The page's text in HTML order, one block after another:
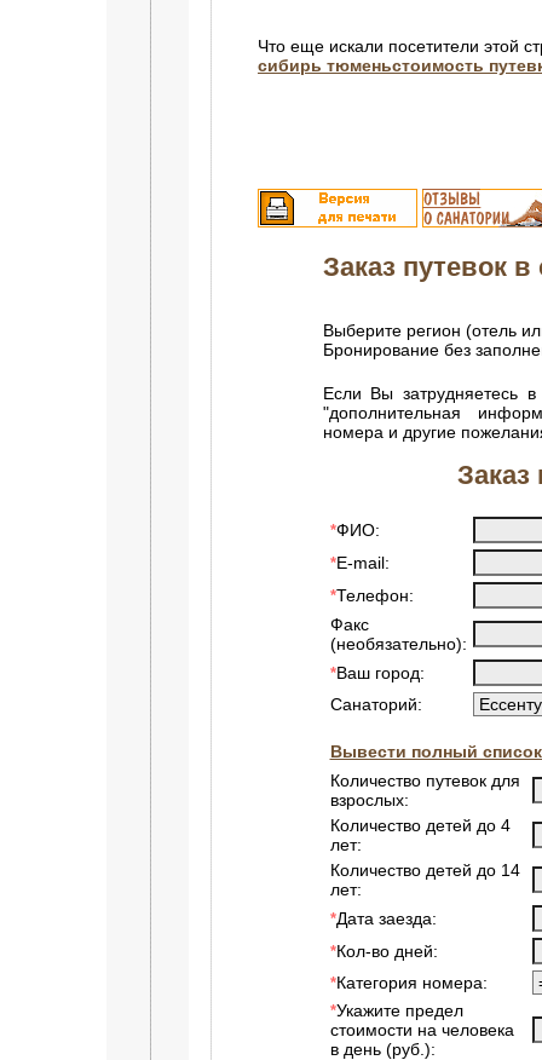
Что еще искали посетители этой
сибирь тюменьстоимость
Заказ путевок в
Выберите регион (отель
Бронирование без
Если Вы затрудняетесь
"дополнительная
номера и другие
Заказ
*ФИО:
*E-mail:
*Телефон:
Факс
(необязательно):
*Ваш город:
Санаторий:
Вывести полный
Количество путевок для
взрослых:
Количество детей до 4
лет:
Количество детей до 14
лет:
*Дата заезда:
*Кол-во дней:
*Категория номера:
*Укажите предел
стоимости на человека
в день (руб.):